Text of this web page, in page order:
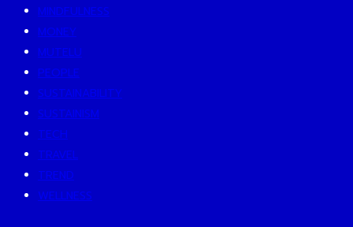
MINDFULNESS
MONEY
MUTELU
PEOPLE
SUSTAINABILITY
SUSTAINISM
TECH
TRAVEL
TREND
WELLNESS